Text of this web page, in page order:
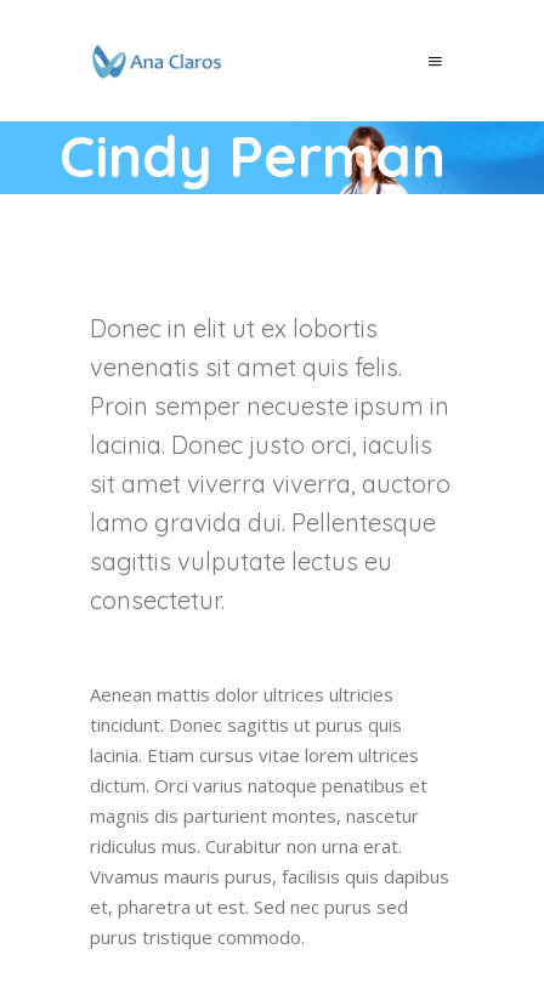
Cindy Perman
Donec in elit ut ex lobortis
venenatis sit amet quis felis.
Proin semper necueste ipsum in
lacinia. Donec justo orci, iaculis
sit amet viverra viverra, auctoro
lamo gravida dui. Pellentesque
sagittis vulputate lectus eu
consectetur.
Aenean mattis dolor ultrices ultricies
tincidunt. Donec sagittis ut purus quis
lacinia. Etiam cursus vitae lorem ultrices
dictum. Orci varius natoque penatibus et
magnis dis parturient montes, nascetur
ridiculus mus. Curabitur non urna erat.
Vivamus mauris purus, facilisis quis dapibus
et, pharetra ut est. Sed nec purus sed
purus tristique commodo.